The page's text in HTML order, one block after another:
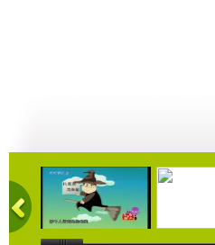
04:53